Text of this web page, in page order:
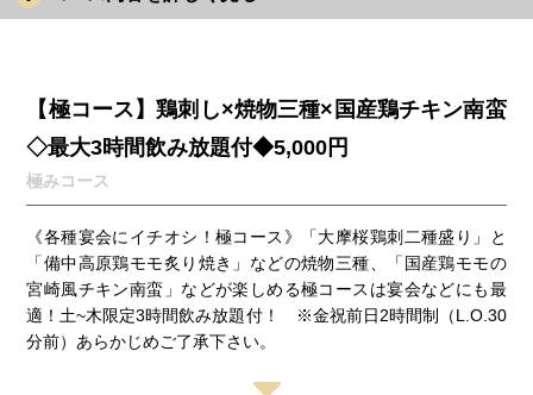
【極コース】鶏刺し×焼物三種×国産鶏チキン南蛮
◇最大3時間飲み放題付◆5,000円
極みコース
《各種宴会にイチオシ！極コース》「大摩桜鶏刺二種盛り」と
「備中高原鶏モモ炙り焼き」などの焼物三種、「国産鶏モモの
宮崎風チキン南蛮」などが楽しめる極コースは宴会などにも最
適！土~木限定3時間飲み放題付！ ※金祝前日2時間制（L.O.30
分前）あらかじめご了承下さい。